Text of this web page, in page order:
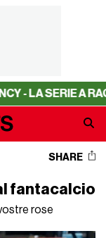
RACCONTATA
SHARE
fantacalcio
rose